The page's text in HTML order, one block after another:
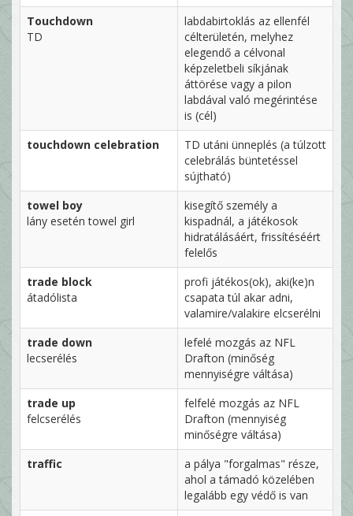
Touchdown
TD
labdabirtoklás az ellenfél
célterületén, melyhez
elegendő a célvonal
képzeletbeli síkjának
áttörése vagy a pilon
labdával való megérintése
is (cél)
touchdown celebration
TD utáni ünneplés (a túlzott
celebrálás büntetéssel
sújtható)
towel boy
lány esetén towel girl
kisegítő személy a
kispadnál, a játékosok
hidratálásáért, frissítéséért
felelős
trade block
átadólista
profi játékos(ok), aki(ke)n
csapata túl akar adni,
valamire/valakire elcserélni
trade down
lecserélés
lefelé mozgás az NFL
Drafton (minőség
mennyiségre váltása)
trade up
felcserélés
felfelé mozgás az NFL
Drafton (mennyiség
minőségre váltása)
traffic
a pálya "forgalmas" része,
ahol a támadó közelében
legalább egy védő is van